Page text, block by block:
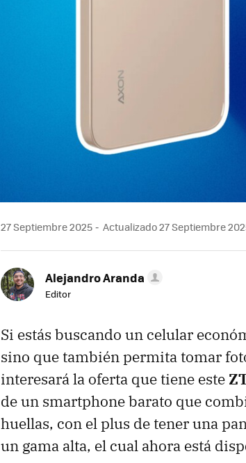
27 Septiembre 2025 Actualizado 27 Septiembre
Alejandro Aranda
Editor
Si estás buscando un celular
sino que también permita tomar
interesará la oferta que tiene este
de un smartphone barato que
huellas, con el plus de tener una
un gama alta, el cual ahora está